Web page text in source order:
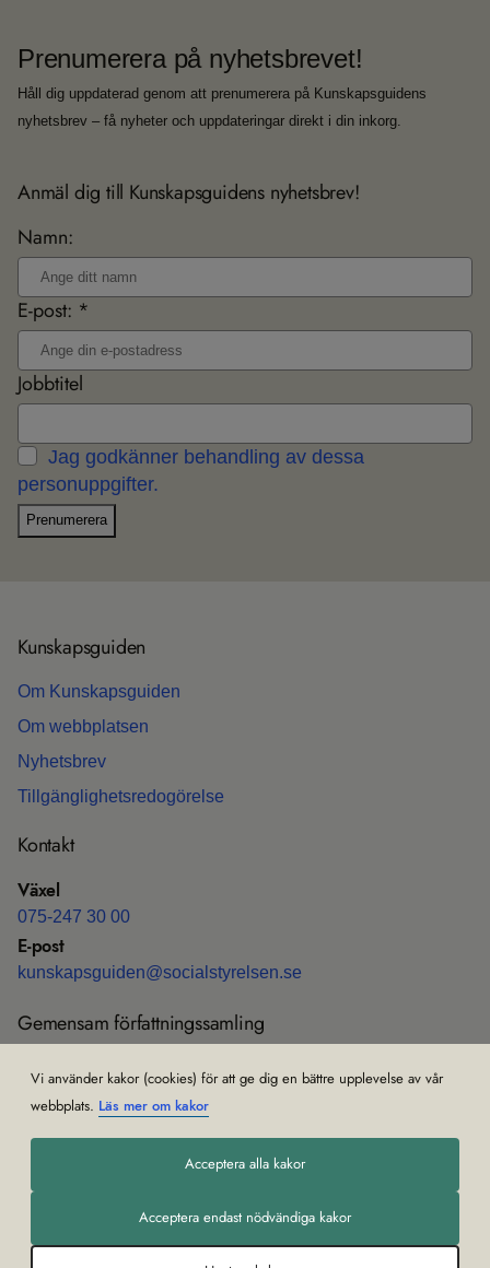
Vi använder kakor (cookies) för att ge dig en bättre upplevelse av vår
webbplats. Läs mer om kakor
Acceptera alla kakor
Acceptera endast nödvändiga kakor
Prenumerera på nyhetsbrevet!
Håll dig uppdaterad genom att prenumerera på Kunskapsguidens
nyhetsbrev – få nyheter och uppdateringar direkt i din inkorg.
Anmäl dig till Kunskapsguidens nyhetsbrev!
Namn:
E-post: *
Jobbtitel
Jag godkänner behandling av dessa
personuppgifter.
Prenumerera
Kun­skaps­gui­den
Om Kun­skaps­gui­den
Om webb­plat­sen
Nyhets­b­rev
Till­gäng­lig­hets­re­do­gö­relse
Kon­takt
Växel
075-247 30 00
E-post
kun­skaps­gui­den@soci­al­sty­rel­sen.se
Gemen­sam för­fatt­nings­sam­ling
Före­skrif­ter och all­männa råd (HSLF-FS)
Om gemen­sam för­fatt­nings­sam­ling